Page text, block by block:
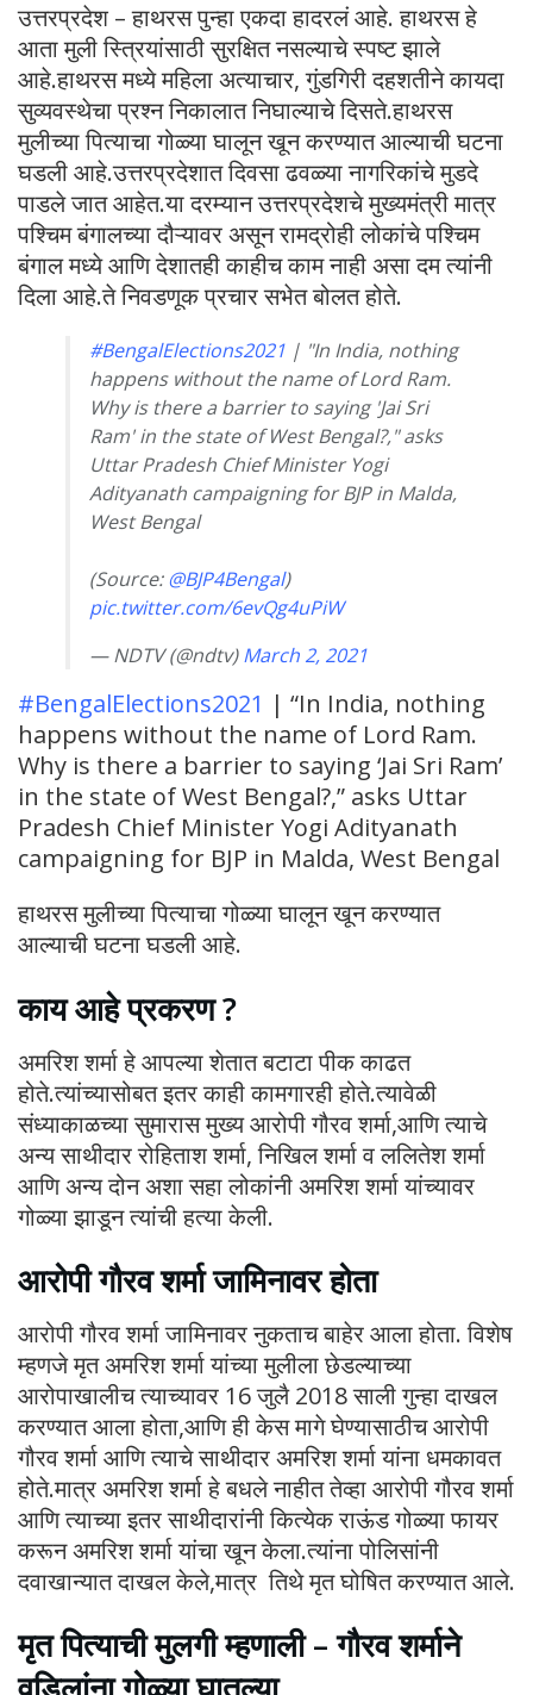
उत्तरप्रदेश – हाथरस पुन्हा एकदा हादरलं आहे. हाथरस हे
आता मुली स्त्रियांसाठी सुरक्षित नसल्याचे स्पष्ट झाले
आहे.हाथरस मध्ये महिला अत्याचार, गुंडगिरी दहशतीने कायदा
सुव्यवस्थेचा प्रश्न निकालात निघाल्याचे दिसते.हाथरस
मुलीच्या पित्याचा गोळ्या घालून खून करण्यात आल्याची घटना
घडली आहे.उत्तरप्रदेशात दिवसा ढवळ्या नागरिकांचे मुडदे
पाडले जात आहेत.या दरम्यान उत्तरप्रदेशचे मुख्यमंत्री मात्र
पश्चिम बंगालच्या दौऱ्यावर असून रामद्रोही लोकांचे पश्चिम
बंगाल मध्ये आणि देशातही काहीच काम नाही असा दम त्यांनी
दिला आहे.ते निवडणूक प्रचार सभेत बोलत होते.
#BengalElections2021 | "In India, nothing
happens without the name of Lord Ram.
Why is there a barrier to saying 'Jai Sri
Ram' in the state of West Bengal?," asks
Uttar Pradesh Chief Minister Yogi
Adityanath campaigning for BJP in Malda,
West Bengal
(Source:@BJP4Bengal)
pic.twitter.com/6evQg4uPiW
— NDTV (@ndtv)March 2, 2021
#BengalElections2021 | “In India, nothing
happens without the name of Lord Ram.
Why is there a barrier to saying ‘Jai Sri Ram’
in the state of West Bengal?,” asks Uttar
Pradesh Chief Minister Yogi Adityanath
campaigning for BJP in Malda, West Bengal
हाथरस मुलीच्या पित्याचा गोळ्या घालून खून करण्यात
आल्याची घटना घडली आहे.
काय आहे प्रकरण ?
अमरिश शर्मा हे आपल्या शेतात बटाटा पीक काढत
होते.त्यांच्यासोबत इतर काही कामगारही होते.त्यावेळी
संध्याकाळच्या सुमारास मुख्य आरोपी गौरव शर्मा,आणि त्याचे
अन्य साथीदार रोहिताश शर्मा, निखिल शर्मा व ललितेश शर्मा
आणि अन्य दोन अशा सहा लोकांनी अमरिश शर्मा यांच्यावर
गोळ्या झाडून त्यांची हत्या केली.
आरोपी गौरव शर्मा जामिनावर होता
आरोपी गौरव शर्मा जामिनावर नुकताच बाहेर आला होता. विशेष
म्हणजे मृत अमरिश शर्मा यांच्या मुलीला छेडल्याच्या
आरोपाखालीच त्याच्यावर 16 जुलै 2018 साली गुन्हा दाखल
करण्यात आला होता,आणि ही केस मागे घेण्यासाठीच आरोपी
गौरव शर्मा आणि त्याचे साथीदार अमरिश शर्मा यांना धमकावत
होते.मात्र अमरिश शर्मा हे बधले नाहीत तेव्हा आरोपी गौरव शर्मा
आणि त्याच्या इतर साथीदारांनी कित्येक राऊंड गोळ्या फायर
करून अमरिश शर्मा यांचा खून केला.त्यांना पोलिसांनी
दवाखान्यात दाखल केले,मात्र तिथे मृत घोषित करण्यात आले.
मृत पित्याची मुलगी म्हणाली – गौरव शर्माने